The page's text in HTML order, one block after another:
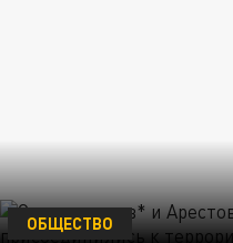
ОБЩЕСТВО